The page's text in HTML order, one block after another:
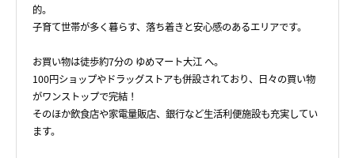
的。
子育て世帯が多く暮らす、落ち着きと安心感のあるエリアです。
お買い物は徒歩約7分の ゆめマート大江 へ。
100円ショップやドラッグストアも併設されており、日々の買い物
がワンストップで完結！
そのほか飲食店や家電量販店、銀行など生活利便施設も充実してい
ます。